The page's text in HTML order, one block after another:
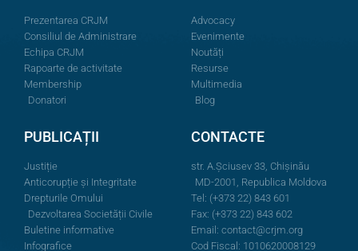
Prezentarea CRJM
Consiliul de Administrare
Echipa CRJM
Rapoarte de activitate
Membership
Donatori
Advocacy
Evenimente
Noutăți
Resurse
Multimedia
Blog
PUBLICAȚII
Justiție
Anticorupție și Integritate
Drepturile Omului
Dezvoltarea Societății Civile
Buletine informative
Infografice
CONTACTE
str. A.Şciusev 33, Chișinău
MD-2001, Republica Moldova
Tel: (+373 22) 843 601
Fax: (+373 22) 843 602
Email: contact@crjm.org
Cod Fiscal: 1010620008129